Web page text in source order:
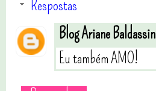
Respostas
Blog Ariane Baldassin
Eu também AMO!